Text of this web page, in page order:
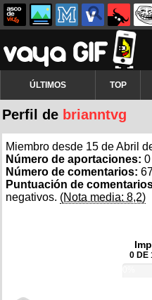
ÚLTIMOS TOP
Perfil de brianntvg
Miembro desde 15 de Abril
Número de aportaciones:
Número de comentarios:
Puntuación de
negativos. (Nota media: 8,2)
0 DE